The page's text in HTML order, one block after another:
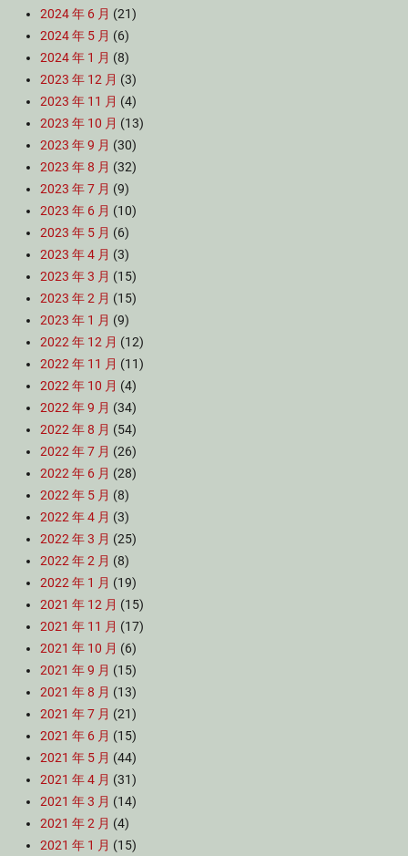
2024 年 6 月 (21)
2024 年 5 月 (6)
2024 年 1 月 (8)
2023 年 12 月 (3)
2023 年 11 月 (4)
2023 年 10 月 (13)
2023 年 9 月 (30)
2023 年 8 月 (32)
2023 年 7 月 (9)
2023 年 6 月 (10)
2023 年 5 月 (6)
2023 年 4 月 (3)
2023 年 3 月 (15)
2023 年 2 月 (15)
2023 年 1 月 (9)
2022 年 12 月 (12)
2022 年 11 月 (11)
2022 年 10 月 (4)
2022 年 9 月 (34)
2022 年 8 月 (54)
2022 年 7 月 (26)
2022 年 6 月 (28)
2022 年 5 月 (8)
2022 年 4 月 (3)
2022 年 3 月 (25)
2022 年 2 月 (8)
2022 年 1 月 (19)
2021 年 12 月 (15)
2021 年 11 月 (17)
2021 年 10 月 (6)
2021 年 9 月 (15)
2021 年 8 月 (13)
2021 年 7 月 (21)
2021 年 6 月 (15)
2021 年 5 月 (44)
2021 年 4 月 (31)
2021 年 3 月 (14)
2021 年 2 月 (4)
2021 年 1 月 (15)